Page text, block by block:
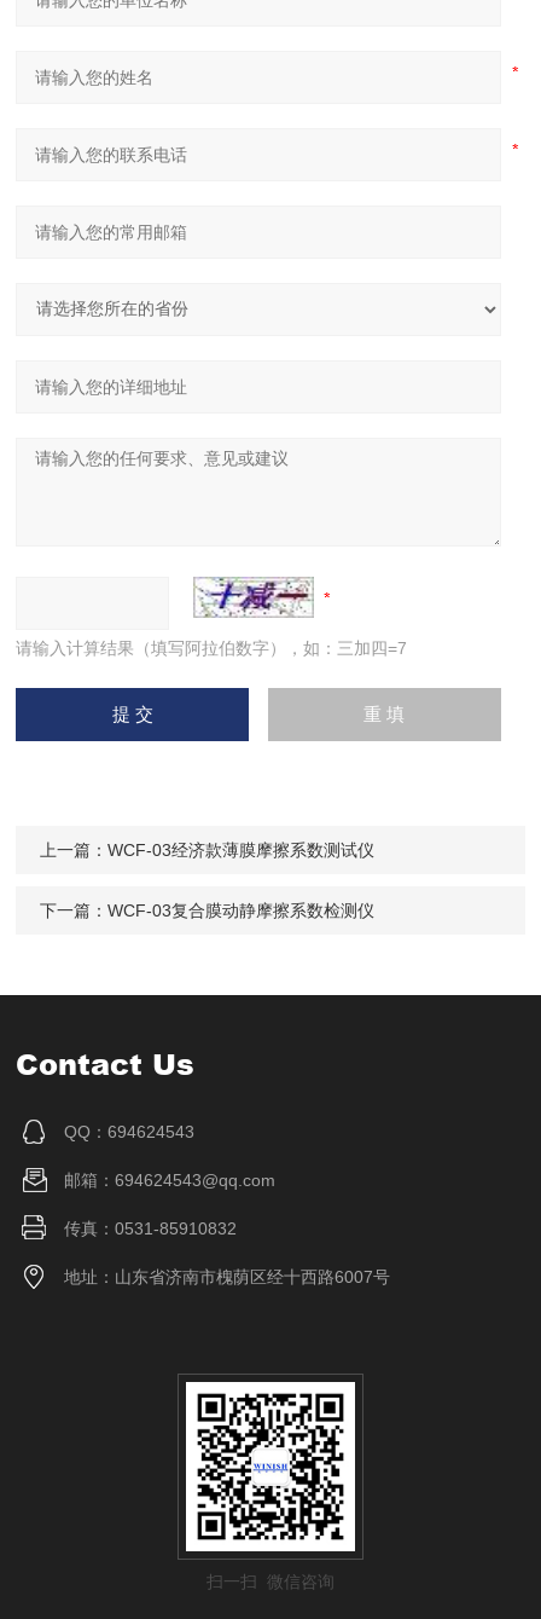
请输入计算结果（填写阿拉伯数字），如：三加四=7
上一篇：WCF-03经济款薄膜摩擦系数测试仪
下一篇：WCF-03复合膜动静摩擦系数检测仪
Contact Us
QQ：694624543
邮箱：694624543@qq.com
传真：0531-85910832
地址：山东省济南市槐荫区经十西路6007号
扫一扫 微信咨询